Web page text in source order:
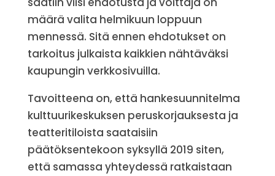
määrä valita helmikuun loppuun
mennessä. Sitä ennen ehdotukset on
tarkoitus julkaista kaikkien nähtäväksi
kaupungin verkkosivuilla.
Tavoitteena on, että hankesuunnitelma
kulttuurikeskuksen peruskorjauksesta ja
teatteritiloista saataisiin
päätöksentekoon syksyllä 2019 siten,
että samassa yhteydessä ratkaistaan